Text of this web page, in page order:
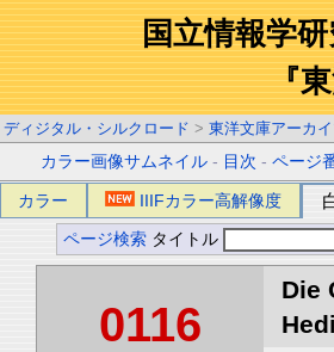
国立情報学
『
ディジタル・シルクロード > 東洋文庫アーカ
カラー画像サムネイル - 目次 -ページ
カラー IIIFカラー高解像度
ページ検索 タイトル
0116
Die